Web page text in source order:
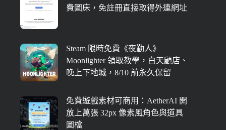
費圖床，免註冊直接取得外連網址
Steam 限時免費《夜勤人》
Moonlighter 領取教學，白天顧店、
晚上下地城，8/10 前永久保留
免費遊戲素材可商用：AetherAI 開
放上萬張 32px 像素風角色與道具
圖檔